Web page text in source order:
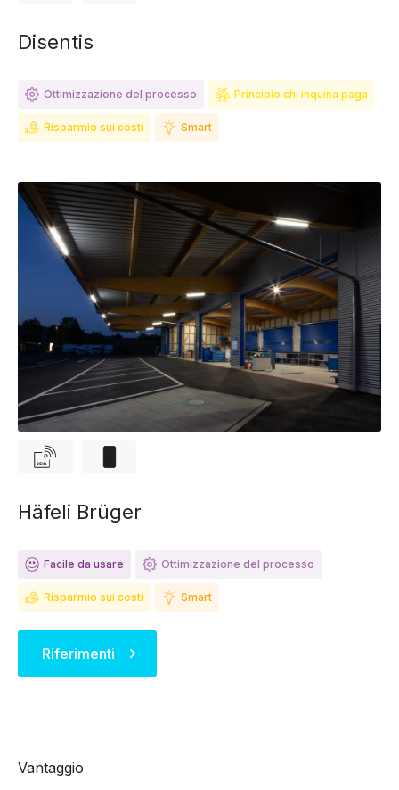
Disentis
Ottimizzazione del processo Principio chi inquina paga
Risparmio sui costi Smart
Häfeli Brüger
Facile da usare Ottimizzazione del processo
Risparmio sui costi Smart
Riferimenti
Vantaggio